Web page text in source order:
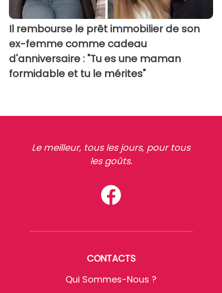
Il rembourse le prêt immobilier de son
ex-femme comme cadeau
d'anniversaire : "Tu es une maman
formidable et tu le mérites"
Le meilleur, tous les jours, pour tous
les goûts.
CONTACTS
Qui Sommes-Nous ?